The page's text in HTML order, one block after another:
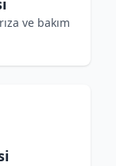
ve bakım